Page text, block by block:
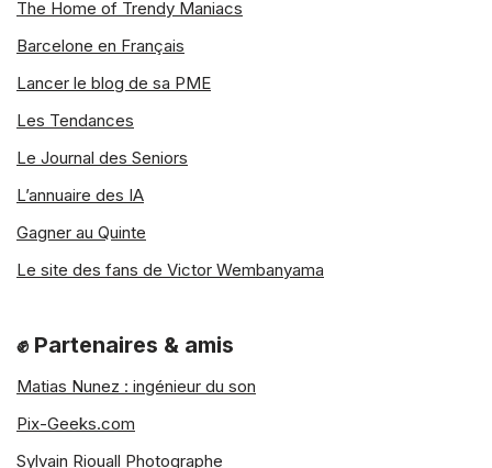
The Home of Trendy Maniacs
Barcelone en Français
Lancer le blog de sa PME
Les Tendances
Le Journal des Seniors
L’annuaire des IA
Gagner au Quinte
Le site des fans de Victor Wembanyama
✊ Partenaires & amis
Matias Nunez : ingénieur du son
Pix-Geeks.com
Sylvain Riouall Photographe